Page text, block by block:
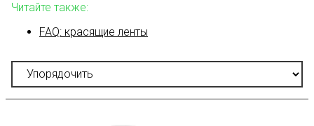
Читайте также:
FAQ: красящие ленты